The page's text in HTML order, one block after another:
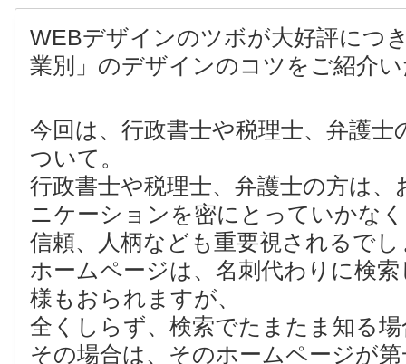
WEBデザインのツボが大好評につ
業別」のデザインのコツをご紹介
今回は、行政書士や税理士、弁護士
ついて。
行政書士や税理士、弁護士の方は
ニケーションを密にとっていかな
信頼、人柄なども重要視されるでし
ホームページは、名刺代わりに検
様もおられますが、
全くしらず、検索でたまたま知る
その場合は、そのホームページが